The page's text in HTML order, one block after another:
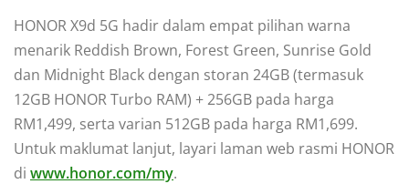
HONOR X9d 5G hadir dalam empat pilihan warna
menarik Reddish Brown, Forest Green, Sunrise Gold
dan Midnight Black dengan storan 24GB (termasuk
12GB HONOR Turbo RAM) + 256GB pada harga
RM1,499, serta varian 512GB pada harga RM1,699.
Untuk maklumat lanjut, layari laman web rasmi HONOR
di www.honor.com/my.